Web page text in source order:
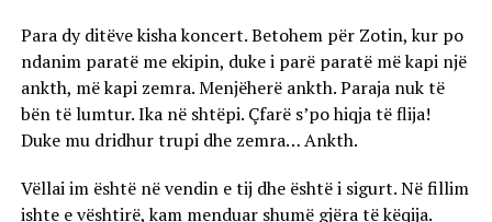
Para dy ditëve kisha koncert. Betohem për Zotin, kur po
ndanim paratë me ekipin, duke i parë paratë më kapi një
ankth, më kapi zemra. Menjëherë ankth. Paraja nuk të
bën të lumtur. Ika në shtëpi. Çfarë s’po hiqja të flija!
Duke mu dridhur trupi dhe zemra… Ankth.
Vëllai im është në vendin e tij dhe është i sigurt. Në fillim
ishte e vështirë, kam menduar shumë gjëra të këqija.